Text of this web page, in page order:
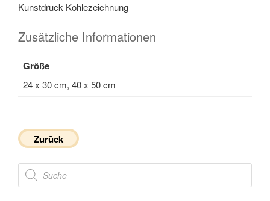
Kunstdruck Kohlezeichnung
Zusätzliche Informationen
Größe
24 x 30 cm, 40 x 50 cm
Zurück
Products
search